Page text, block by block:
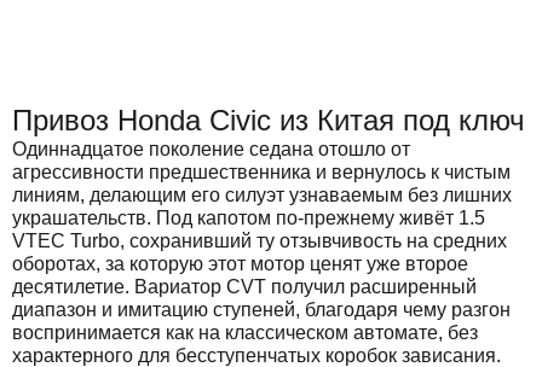
Привоз Honda Civic из Китая под ключ
Одиннадцатое поколение седана отошло от
агрессивности предшественника и вернулось к чистым
линиям, делающим его силуэт узнаваемым без лишних
украшательств. Под капотом по-прежнему живёт 1.5
VTEC Turbo, сохранивший ту отзывчивость на средних
оборотах, за которую этот мотор ценят уже второе
десятилетие. Вариатор CVT получил расширенный
диапазон и имитацию ступеней, благодаря чему разгон
воспринимается как на классическом автомате, без
характерного для бесступенчатых коробок зависания.